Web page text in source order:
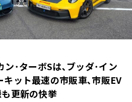
･ターボSは､ブッダ･イン
ット最速の市販車､市販EV
更新の快挙